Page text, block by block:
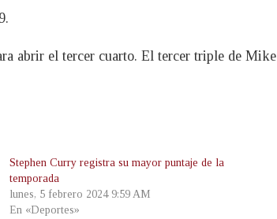
abrir el tercer cuarto. El tercer triple de Mike
Stephen Curry registra su mayor puntaje de la
temporada
lunes, 5 febrero 2024 9:59 AM
En «Deportes»